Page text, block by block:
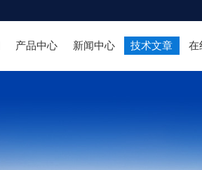
产品中心 新闻中心 技术文章 在